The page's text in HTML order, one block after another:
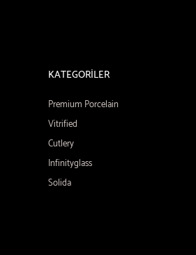
KATEGORİLER
Premium Porcelain
Vitrified
Cutlery
Infinityglass
Solida